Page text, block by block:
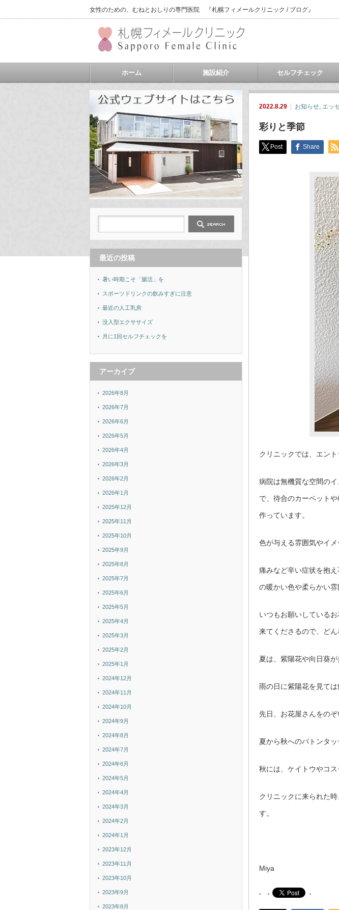
女性のための、むねとおしりの専門医院 『札幌フィメールクリニック / ブログ』
ホーム 施設紹介 セルフチェック
2022.8.29 お知らせ, エッ
彩りと季節
Post Share
クリニックでは、エン
病院は無機質な空間の
で 待合のカーペット
作っています。
色が与える雰囲気やイメ
痛みなど辛い症状を抱
の暖かい色や柔らかい
いつもお願いしている
来てくださるので、ど
夏は、紫陽花や向日葵が
雨の日に紫陽花を見て
先日、お花屋さんをの
夏から秋へのバトンタッ
秋には、ケイトウやコ
クリニックに来られた
す。
Miya
最近の投稿
暑い時期こそ「腸活」を
スポーツドリンクの飲みすぎに注意
最近の人工乳房
没入型エクササイズ
月に1回セルフチェックを
アーカイブ
2026年8月
2026年7月
2026年6月
2026年5月
2026年4月
2026年3月
2026年2月
2026年1月
2025年12月
2025年11月
2025年10月
2025年9月
2025年8月
2025年7月
2025年6月
2025年5月
2025年4月
2025年3月
2025年2月
2025年1月
2024年12月
2024年11月
2024年10月
2024年9月
2024年8月
2024年7月
2024年6月
2024年5月
2024年4月
2024年3月
2024年2月
2024年1月
2023年12月
2023年11月
2023年10月
2023年9月
2023年8月